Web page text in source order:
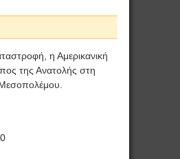
η Αμερικανική
της Ανατολής στη